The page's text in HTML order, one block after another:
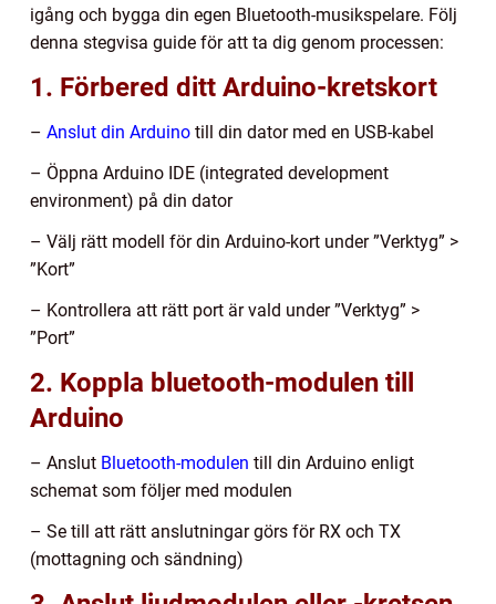
igång och bygga din egen Bluetooth-musikspelare. Följ
denna stegvisa guide för att ta dig genom processen:
1. Förbered ditt Arduino-kretskort
– Anslut din Arduino till din dator med en USB-kabel
– Öppna Arduino IDE (integrated development
environment) på din dator
– Välj rätt modell för din Arduino-kort under ”Verktyg” >
”Kort”
– Kontrollera att rätt port är vald under ”Verktyg” >
”Port”
2. Koppla bluetooth-modulen till
Arduino
– Anslut Bluetooth-modulen till din Arduino enligt
schemat som följer med modulen
– Se till att rätt anslutningar görs för RX och TX
(mottagning och sändning)